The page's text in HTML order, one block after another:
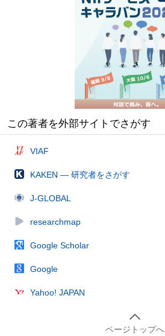
この著者を外部サイトでさがす
VIAF
KAKEN — 研究者をさがす
J-GLOBAL
researchmap
Google Scholar
Google
Yahoo! JAPAN
ページトップへ